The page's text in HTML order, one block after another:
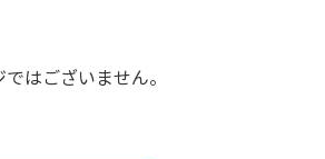
はございません。